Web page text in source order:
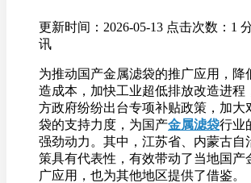
更新时间：2026-05-13 点击次数：1
讯
为推动国产金属滤袋的推广应用，降
造成本，加快工业超低排放改造进程
方政府纷纷出台专项补贴政策，加大
袋的支持力度，为国产金属滤袋行业
强劲动力。其中，江苏省、内蒙古自
策具有代表性，有效带动了当地国产
广应用，也为其他地区提供了借鉴。